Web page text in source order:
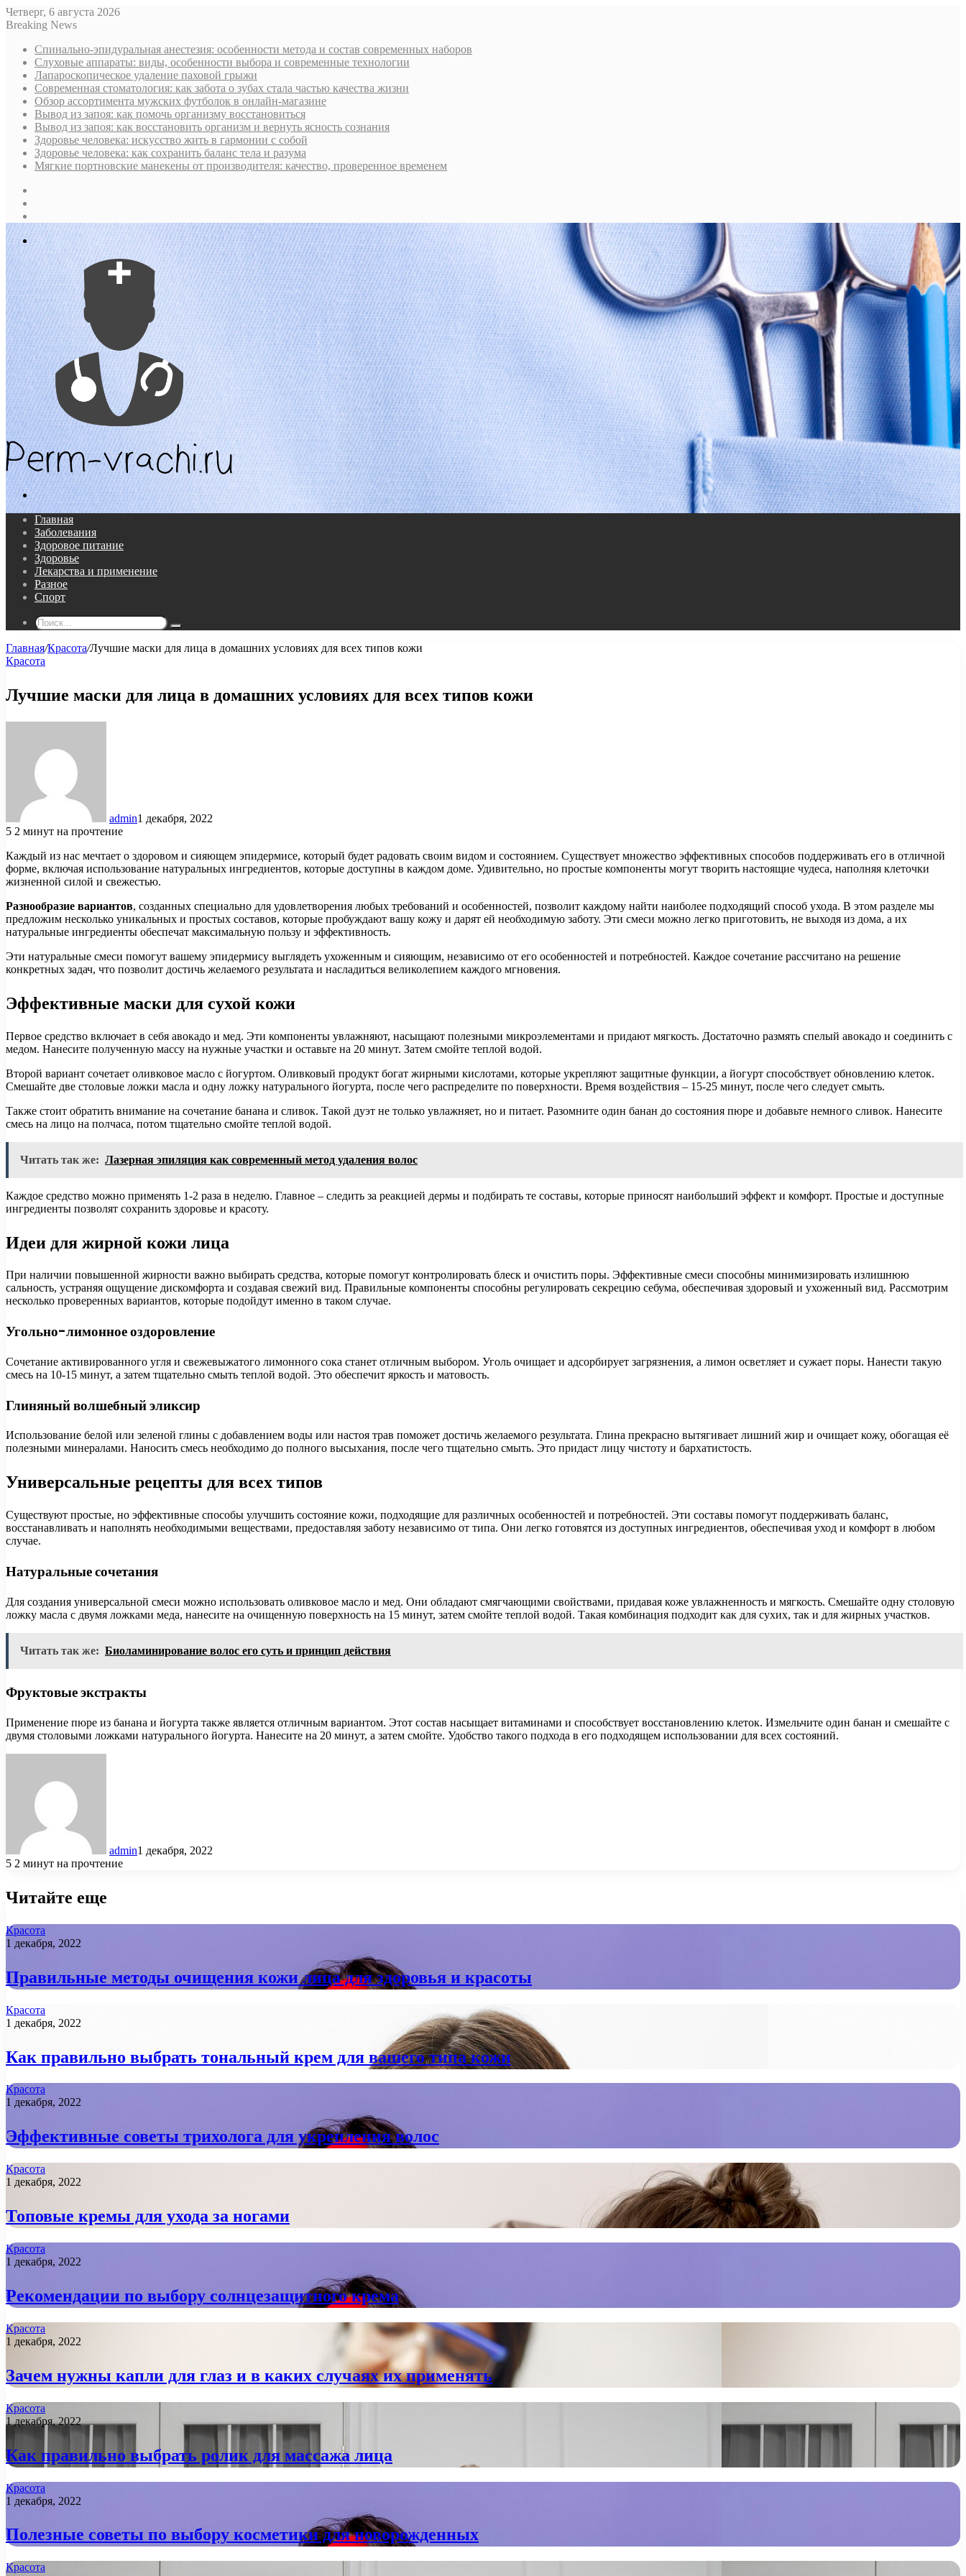
Четверг, 6 августа 2026
Breaking News
Спинально-эпидуральная анестезия: особенности метода и состав современных наборов
Слуховые аппараты: виды, особенности выбора и современные технологии
Лапароскопическое удаление паховой грыжи
Современная стоматология: как забота о зубах стала частью качества жизни
Обзор ассортимента мужских футболок в онлайн-магазине
Вывод из запоя: как помочь организму восстановиться
Вывод из запоя: как восстановить организм и вернуть ясность сознания
Здоровье человека: искусство жить в гармонии с собой
Здоровье человека: как сохранить баланс тела и разума
Мягкие портновские манекены от производителя: качество, проверенное временем
In
Меню
Поиск...
Главная
Заболевания
Здоровое питание
Здоровье
Лекарства и применение
Разное
Спорт
Поиск...
Главная/Красота/Лучшие маски для лица в домашних условиях для всех типов кожи
Красота
Лучшие маски для лица в домашних условиях для всех типов кожи
admin1 декабря, 2022
5 2 минут на прочтение
Каждый из нас мечтает о здоровом и сияющем эпидермисе, который будет радовать своим видом и состоянием. Существует множество эффективных способов поддерживать его в отличной
форме, включая использование натуральных ингредиентов, которые доступны в каждом доме. Удивительно, но простые компоненты могут творить настоящие чудеса, наполняя клеточки
жизненной силой и свежестью.
Разнообразие вариантов, созданных специально для удовлетворения любых требований и особенностей, позволит каждому найти наиболее подходящий способ ухода. В этом разделе мы
предложим несколько уникальных и простых составов, которые пробуждают вашу кожу и дарят ей необходимую заботу. Эти смеси можно легко приготовить, не выходя из дома, а их
натуральные ингредиенты обеспечат максимальную пользу и эффективность.
Эти натуральные смеси помогут вашему эпидермису выглядеть ухоженным и сияющим, независимо от его особенностей и потребностей. Каждое сочетание рассчитано на решение
конкретных задач, что позволит достичь желаемого результата и насладиться великолепием каждого мгновения.
Эффективные маски для сухой кожи
Первое средство включает в себя авокадо и мед. Эти компоненты увлажняют, насыщают полезными микроэлементами и придают мягкость. Достаточно размять спелый авокадо и соединить с
медом. Нанесите полученную массу на нужные участки и оставьте на 20 минут. Затем смойте теплой водой.
Второй вариант сочетает оливковое масло с йогуртом. Оливковый продукт богат жирными кислотами, которые укрепляют защитные функции, а йогурт способствует обновлению клеток.
Смешайте две столовые ложки масла и одну ложку натурального йогурта, после чего распределите по поверхности. Время воздействия – 15-25 минут, после чего следует смыть.
Также стоит обратить внимание на сочетание банана и сливок. Такой дуэт не только увлажняет, но и питает. Разомните один банан до состояния пюре и добавьте немного сливок. Нанесите
смесь на лицо на полчаса, потом тщательно смойте теплой водой.
Читать так же: Лазерная эпиляция как современный метод удаления волос
Каждое средство можно применять 1-2 раза в неделю. Главное – следить за реакцией дермы и подбирать те составы, которые приносят наибольший эффект и комфорт. Простые и доступные
ингредиенты позволят сохранить здоровье и красоту.
Идеи для жирной кожи лица
При наличии повышенной жирности важно выбирать средства, которые помогут контролировать блеск и очистить поры. Эффективные смеси способны минимизировать излишнюю
сальность, устраняя ощущение дискомфорта и создавая свежий вид. Правильные компоненты способны регулировать секрецию себума, обеспечивая здоровый и ухоженный вид. Рассмотрим
несколько проверенных вариантов, которые подойдут именно в таком случае.
Угольно-лимонное оздоровление
Сочетание активированного угля и свежевыжатого лимонного сока станет отличным выбором. Уголь очищает и адсорбирует загрязнения, а лимон осветляет и сужает поры. Нанести такую
смесь на 10-15 минут, а затем тщательно смыть теплой водой. Это обеспечит яркость и матовость.
Глиняный волшебный эликсир
Использование белой или зеленой глины с добавлением воды или настоя трав поможет достичь желаемого результата. Глина прекрасно вытягивает лишний жир и очищает кожу, обогащая её
полезными минералами. Наносить смесь необходимо до полного высыхания, после чего тщательно смыть. Это придаст лицу чистоту и бархатистость.
Универсальные рецепты для всех типов
Существуют простые, но эффективные способы улучшить состояние кожи, подходящие для различных особенностей и потребностей. Эти составы помогут поддерживать баланс,
восстанавливать и наполнять необходимыми веществами, предоставляя заботу независимо от типа. Они легко готовятся из доступных ингредиентов, обеспечивая уход и комфорт в любом
случае.
Натуральные сочетания
Для создания универсальной смеси можно использовать оливковое масло и мед. Они обладают смягчающими свойствами, придавая коже увлажненность и мягкость. Смешайте одну столовую
ложку масла с двумя ложками меда, нанесите на очищенную поверхность на 15 минут, затем смойте теплой водой. Такая комбинация подходит как для сухих, так и для жирных участков.
Читать так же: Биоламинирование волос его суть и принцип действия
Фруктовые экстракты
Применение пюре из банана и йогурта также является отличным вариантом. Этот состав насыщает витаминами и способствует восстановлению клеток. Измельчите один банан и смешайте с
двумя столовыми ложками натурального йогурта. Нанесите на 20 минут, а затем смойте. Удобство такого подхода в его подходящем использовании для всех состояний.
admin1 декабря, 2022
5 2 минут на прочтение
Читайте еще
Красота
1 декабря, 2022
Правильные методы очищения кожи лица для здоровья и красоты
Красота
1 декабря, 2022
Как правильно выбрать тональный крем для вашего типа кожи
Красота
1 декабря, 2022
Эффективные советы трихолога для укрепления волос
Красота
1 декабря, 2022
Топовые кремы для ухода за ногами
Красота
1 декабря, 2022
Рекомендации по выбору солнцезащитного крема
Красота
1 декабря, 2022
Зачем нужны капли для глаз и в каких случаях их применять
Красота
1 декабря, 2022
Как правильно выбрать ролик для массажа лица
Красота
1 декабря, 2022
Полезные советы по выбору косметики для новорожденных
Красота